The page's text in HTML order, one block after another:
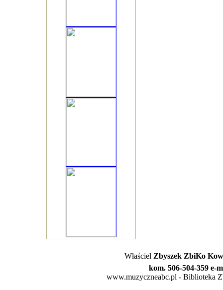
Właściel Zbyszek ZbiKo
kom. 506-504-359 e-
www.muzyczneabc.pl - Biblioteka